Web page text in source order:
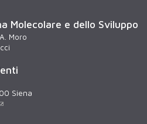
Molecolare e dello Sviluppo
Moro
Siena